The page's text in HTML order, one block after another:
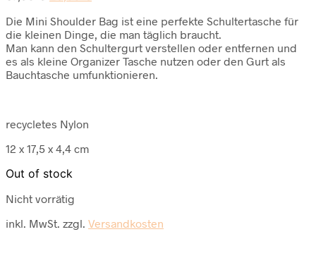
war:
37,90 €
ist:
29,00 €.
Die Mini Shoulder Bag ist eine perfekte Schultertasche für
die kleinen Dinge, die man täglich braucht.
Man kann den Schultergurt verstellen oder entfernen und
es als kleine Organizer Tasche nutzen oder den Gurt als
Bauchtasche umfunktionieren.
recycletes Nylon
12 x 17,5 x 4,4 cm
Out of stock
Nicht vorrätig
inkl. MwSt. zzgl. Versandkosten